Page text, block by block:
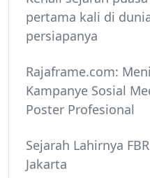
pertama kali di
persiapanya
Rajaframe.com:
Kampanye Sosial
Poster Profesional
Sejarah Lahirnya
Jakarta